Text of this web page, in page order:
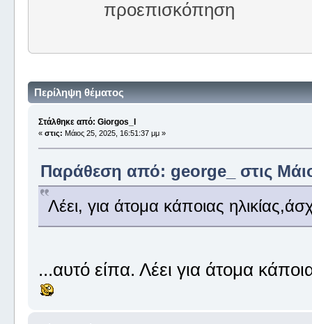
προεπισκόπηση
Περίληψη θέματος
Στάλθηκε από: Giorgos_I
« στις: Μάιος 25, 2025, 16:51:37 μμ »
Παράθεση από: george_ στις
Λέει, για άτομα κάποιας
...αυτό είπα. Λέει για άτομα